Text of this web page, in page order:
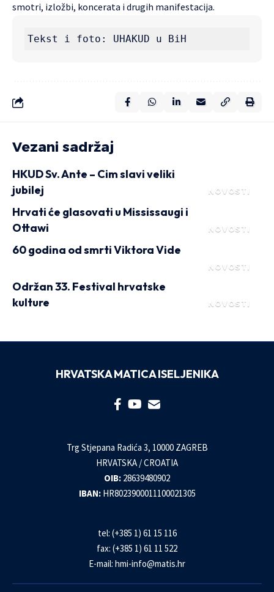
smotri, izložbi, koncerata i drugih manifestacija.
Tekst i foto: UHAKUD u BiH
Vezani sadržaj
NOVOSTI
HKUD Sv. Ante – Cim slavi veliki
jubilej
NOVOSTI
Hrvati će glasovati u Mississaugi i
Ottawi
NOVOSTI
60 godina od smrti Viktora Vide
NOVOSTI
Održan 33. Festival hrvatske
kulture
HRVATSKA MATICA ISELJENIKA
Trg Stjepana Radića 3, 10000 ZAGREB
HRVATSKA / CROATIA
OIB: 28639480902
IBAN: HR8023900011100021305
tel: (+385 1) 61 15 116
fax: (+385 1) 61 11 522
E-mail: hmi-info@matis.hr